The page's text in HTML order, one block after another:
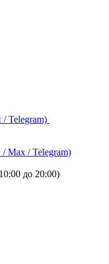
Telegram)
Max / Telegram)
до 20:00)